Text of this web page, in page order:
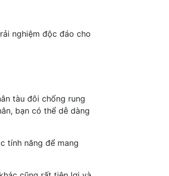
nghiệm độc đáo cho
tàu đôi chống rung
bạn có thể dễ dàng
tính năng để mang